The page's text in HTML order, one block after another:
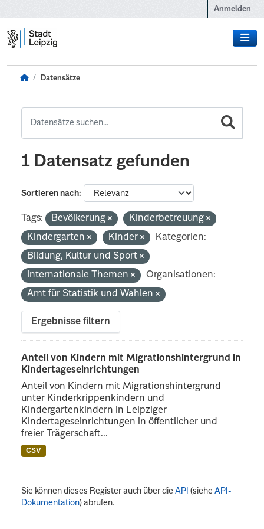
Anmelden
Datensätze
1 Datensatz gefunden
Sortieren nach
Tags: Bevölkerung
Kinderbetreuung
Kindergarten
Kinder
Kategorien:
Bildung, Kultur und Sport
Internationale Themen
Organisationen:
Amt für Statistik und Wahlen
Ergebnisse filtern
Anteil von Kindern mit Migrationshintergrund in
Kindertageseinrichtungen
Anteil von Kindern mit Migrationshintergrund
unter Kinderkrippenkindern und
Kindergartenkindern in Leipziger
Kindertageseinrichtungen in öffentlicher und
freier Trägerschaft...
CSV
Sie können dieses Register auch über dieAPI (sieheAPI-
Dokumentation) abrufen.